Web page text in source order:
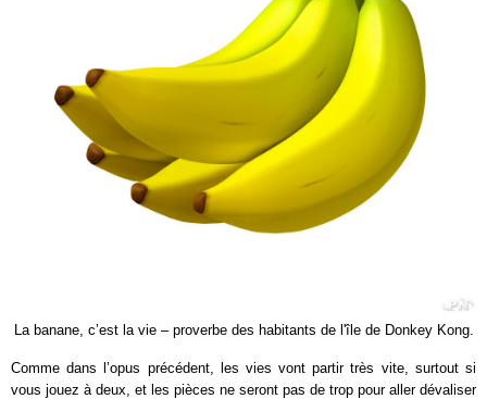
La banane, c’est la vie – proverbe des habitants de l'île de Donkey Kong.
Comme dans l’opus précédent, les vies vont partir très vite, surtout si
vous jouez à deux, et les pièces ne seront pas de trop pour aller dévaliser